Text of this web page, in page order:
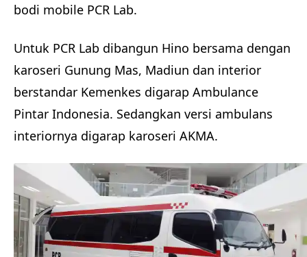
bodi mobile PCR Lab.
Untuk PCR Lab dibangun Hino bersama dengan
karoseri Gunung Mas, Madiun dan interior
berstandar Kemenkes digarap Ambulance
Pintar Indonesia. Sedangkan versi ambulans
interiornya digarap karoseri AKMA.